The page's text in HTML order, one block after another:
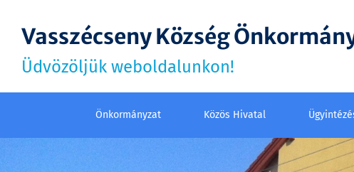
Vasszécseny Község
Üdvözöljük weboldalunkon!
Önkormányzat Közös Hivatal